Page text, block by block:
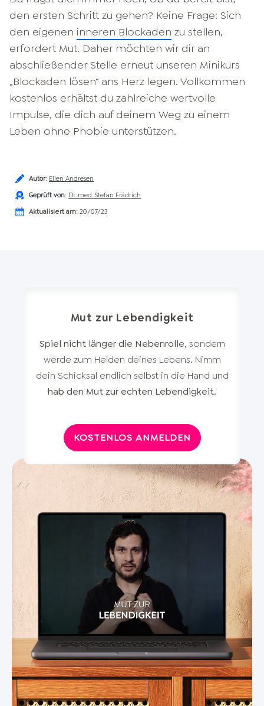
den ersten Schritt zu gehen? Keine Frage: Sich
den eigenen inneren Blockaden zu stellen,
erfordert Mut. Daher möchten wir dir an
abschließender Stelle erneut unseren Minikurs
„Blockaden lösen“ ans Herz legen. Vollkommen
kostenlos erhältst du zahlreiche wertvolle
Impulse, die dich auf deinem Weg zu einem
Leben ohne Phobie unterstützen.
Autor: Ellen Andresen
Geprüft von: Dr. med. Stefan Frädrich
Aktualisiert am: 20/07/23
Mut zur Lebendigkeit
Spiel nicht länger die Nebenrolle, sondern
werde zum Helden deines Lebens. Nimm
dein Schicksal endlich selbst in die Hand und
hab den Mut zur echten Lebendigkeit.
KOSTENLOS ANMELDEN